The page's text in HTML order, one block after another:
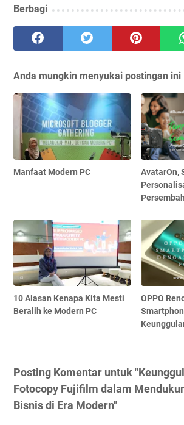
Berbagi
Anda mungkin menyukai postingan ini
Manfaat Modern PC
AvatarOn,
10 Alasan Kenapa Kita Mesti
Beralih ke Modern PC
OPPO
Posting Komentar untuk
Fotocopy Fujifilm dalam
Bisnis di Era Modern"